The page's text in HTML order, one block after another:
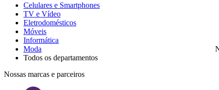
Celulares e Smartphones
TV e Vídeo
Eletrodomésticos
Móveis
Informática
Moda
Todos os departamentos
Nossas marcas e parceiros